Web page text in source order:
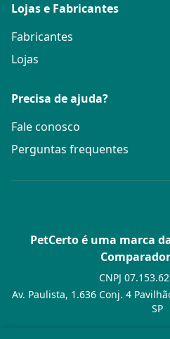
Lojas e Fabricantes
Fabricantes
Lojas
Precisa de ajuda?
Fale conosco
Perguntas frequentes
PetCerto é uma marca
CNPJ
Av. Paulista, 1.636 Conj. 4
SP